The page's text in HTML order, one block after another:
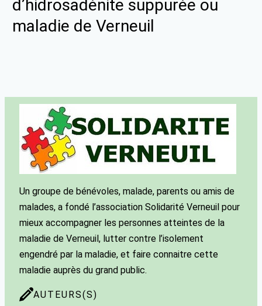
d’hidrosadénite suppurée ou
maladie de Verneuil
Un groupe de bénévoles, malade, parents ou amis de
malades, a fondé l’association Solidarité Verneuil pour
mieux accompagner les personnes atteintes de la
maladie de Verneuil, lutter contre l’isolement
engendré par la maladie, et faire connaitre cette
maladie auprès du grand public.
AUTEURS(S)